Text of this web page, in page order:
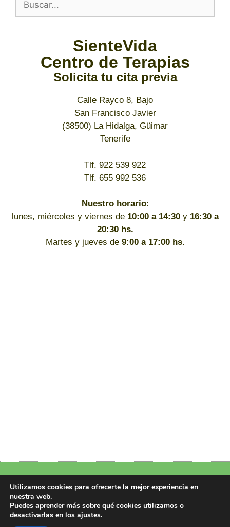
SienteVida
Centro de Terapias
Solicita tu cita previa
Calle Rayco 8, Bajo
San Francisco Javier
(38500) La Hidalga, Güimar
Tenerife
Tlf. 922 539 922
Tlf. 655 992 536
Nuestro horario:
lunes, miércoles y viernes de 10:00 a 14:30y 16:30 a
20:30 hs.
Martes y jueves de 9:00 a 17:00 hs.
Política de Privacidad |Política de Cookies |Aviso Legal|Más información
Copyright 2026 © Design by Perfectoweb.Net
Utilizamos cookies para ofrecerte la mejor experiencia en
nuestra web.
Puedes aprender más sobre qué cookies utilizamos o
desactivarlas en los ajustes.